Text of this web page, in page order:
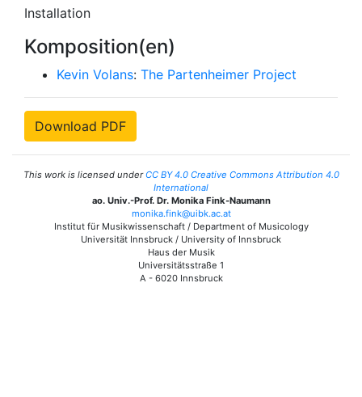
Installation
Komposition(en)
Kevin Volans: The Partenheimer Project
Download PDF
This work is licensed underCC BY 4.0 Creative Commons Attribution 4.0
International
ao. Univ.-Prof. Dr. Monika Fink-Naumann
monika.fink@uibk.ac.at
Institut für Musikwissenschaft / Department of Musicology
Universität Innsbruck / University of Innsbruck
Haus der Musik
Universitätsstraße 1
A - 6020 Innsbruck